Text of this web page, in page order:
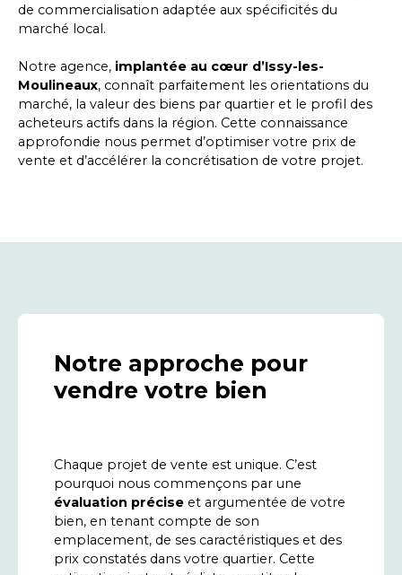
de commercialisation adaptée aux spécificités du
marché local.
Notre agence, implantée au cœur d’Issy-les-
Moulineaux, connaît parfaitement les orientations du
marché, la valeur des biens par quartier et le profil des
acheteurs actifs dans la région. Cette connaissance
approfondie nous permet d’optimiser votre prix de
vente et d’accélérer la concrétisation de votre projet.
Notre approche pour
vendre votre bien
Chaque projet de vente est unique. C’est
pourquoi nous commençons par une
évaluation précise et argumentée de votre
bien, en tenant compte de son
emplacement, de ses caractéristiques et des
prix constatés dans votre quartier. Cette